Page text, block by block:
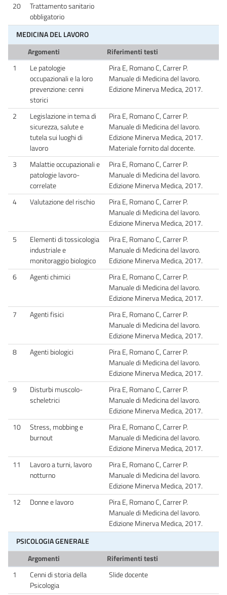
20
Trattamento sanitario
obbligatorio
MEDICINA DEL LAVORO
Argomenti
Riferimenti testi
1
Le patologie
occupazionali e la loro
prevenzione: cenni
storici
Pira E, Romano C, Carrer P.
Manuale di Medicina del lavoro.
Edizione Minerva Medica, 2017.
2
Legislazione in tema di
sicurezza, salute e
tutela sui luoghi di
lavoro
Pira E, Romano C, Carrer P.
Manuale di Medicina del lavoro.
Edizione Minerva Medica, 2017.
Materiale fornito dal docente.
3
Malattie occupazionali e
patologie lavoro-
correlate
Pira E, Romano C, Carrer P.
Manuale di Medicina del lavoro.
Edizione Minerva Medica, 2017.
4
Valutazione del rischio
Pira E, Romano C, Carrer P.
Manuale di Medicina del lavoro.
Edizione Minerva Medica, 2017.
5
Elementi di tossicologia
industriale e
monitoraggio biologico
Pira E, Romano C, Carrer P.
Manuale di Medicina del lavoro.
Edizione Minerva Medica, 2017.
6
Agenti chimici
Pira E, Romano C, Carrer P.
Manuale di Medicina del lavoro.
Edizione Minerva Medica, 2017.
7
Agenti fisici
Pira E, Romano C, Carrer P.
Manuale di Medicina del lavoro.
Edizione Minerva Medica, 2017.
8
Agenti biologici
Pira E, Romano C, Carrer P.
Manuale di Medicina del lavoro.
Edizione Minerva Medica, 2017.
9
Disturbi muscolo-
scheletrici
Pira E, Romano C, Carrer P.
Manuale di Medicina del lavoro.
Edizione Minerva Medica, 2017.
10
Stress, mobbing e
burnout
Pira E, Romano C, Carrer P.
Manuale di Medicina del lavoro.
Edizione Minerva Medica, 2017.
11
Lavoro a turni, lavoro
notturno
Pira E, Romano C, Carrer P.
Manuale di Medicina del lavoro.
Edizione Minerva Medica, 2017.
12
Donne e lavoro
Pira E, Romano C, Carrer P.
Manuale di Medicina del lavoro.
Edizione Minerva Medica, 2017.
PSICOLOGIA GENERALE
Argomenti
Riferimenti testi
1
Cenni di storia della
Psicologia
Slide docente